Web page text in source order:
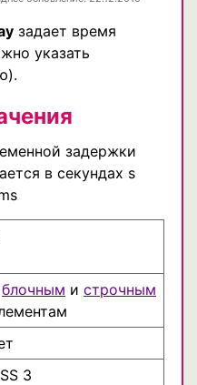
задает время
указать
задержки
в секундах s
блочным и строчным
3